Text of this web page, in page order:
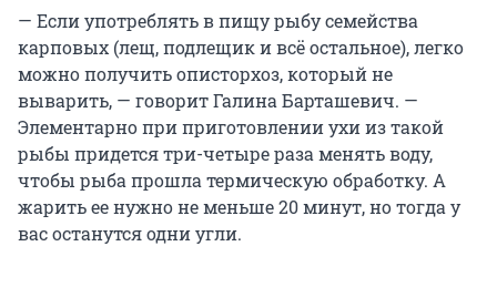
— Если употреблять в пищу рыбу семейства
карповых (лещ, подлещик и всё остальное), легко
можно получить описторхоз, который не
выварить, — говорит Галина Барташевич. —
Элементарно при приготовлении ухи из такой
рыбы придется три-четыре раза менять воду,
чтобы рыба прошла термическую обработку. А
жарить ее нужно не меньше 20 минут, но тогда у
вас останутся одни угли.